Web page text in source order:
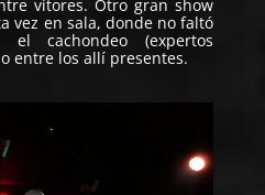
vítores. Otro gran show
vez en sala, donde no faltó
cachondeo (expertos
entre los allí presentes.